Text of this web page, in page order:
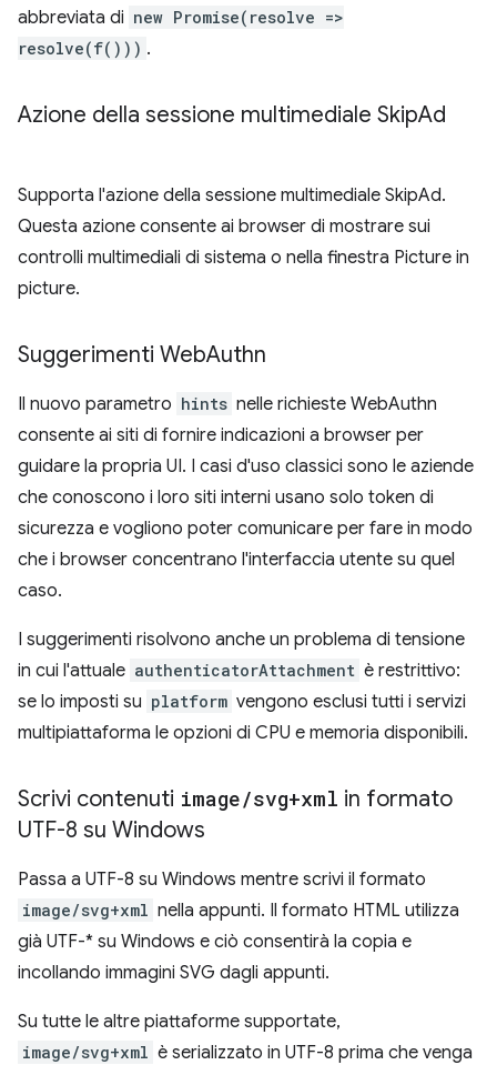
abbreviata di new Promise(resolve =>
resolve(f())) .
Azione della sessione multimediale SkipAd
Supporta l'azione della sessione multimediale SkipAd.
Questa azione consente ai browser di mostrare sui
controlli multimediali di sistema o nella finestra Picture in
picture.
Suggerimenti WebAuthn
Il nuovo parametro hints nelle richieste WebAuthn
consente ai siti di fornire indicazioni a browser per
guidare la propria UI. I casi d'uso classici sono le aziende
che conoscono i loro siti interni usano solo token di
sicurezza e vogliono poter comunicare per fare in modo
che i browser concentrano l'interfaccia utente su quel
caso.
I suggerimenti risolvono anche un problema di tensione
in cui l'attuale authenticatorAttachment è restrittivo:
se lo imposti su platform vengono esclusi tutti i servizi
multipiattaforma le opzioni di CPU e memoria disponibili.
Scrivi contenuti image/svg+xml in formato
UTF-8 su Windows
Passa a UTF-8 su Windows mentre scrivi il formato
image/svg+xml nella appunti. Il formato HTML utilizza
già UTF-* su Windows e ciò consentirà la copia e
incollando immagini SVG dagli appunti.
Su tutte le altre piattaforme supportate,
image/svg+xml è serializzato in UTF-8 prima che venga